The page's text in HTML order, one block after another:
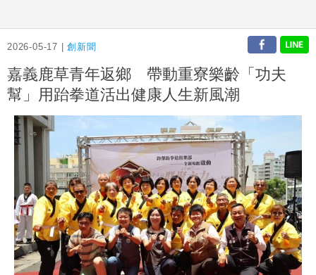
2026-05-17 |創新聞
嘉義鹿草青年返鄉 帶動重寮樂齡「功夫
幫」用跆拳道活出健康人生新風潮